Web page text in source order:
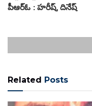
పీఆర్ఓ : హరీష్, దినేష్
Related Posts